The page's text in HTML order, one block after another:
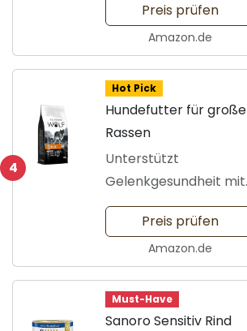
Preis prüfen
Amazon.de
4
Hot Pick
Hundefutter für große
Rassen
Unterstützt
Gelenkgesundheit mit
Huhn
Preis prüfen
Amazon.de
Must-Have
Sanoro Sensitiv Rind